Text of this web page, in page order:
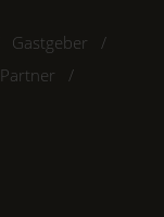
Gastgeber
Partner